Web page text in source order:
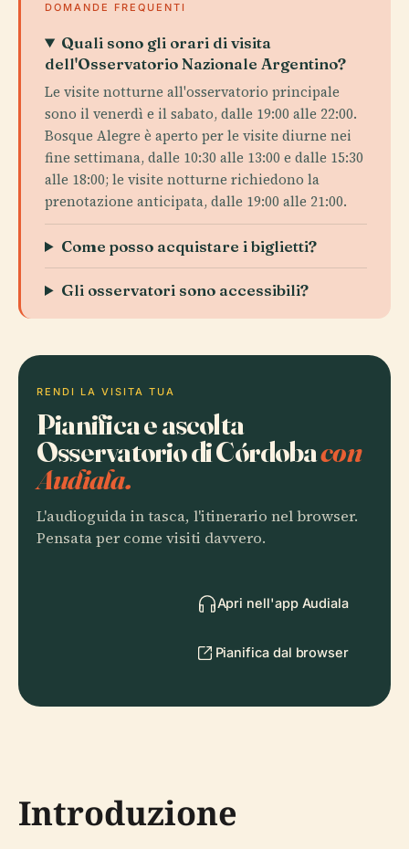
DOMANDE FREQUENTI
Quali sono gli orari di visita
dell'Osservatorio Nazionale Argentino?
Le visite notturne all'osservatorio principale
sono il venerdì e il sabato, dalle 19:00 alle 22:00.
Bosque Alegre è aperto per le visite diurne nei
fine settimana, dalle 10:30 alle 13:00 e dalle 15:30
alle 18:00; le visite notturne richiedono la
prenotazione anticipata, dalle 19:00 alle 21:00.
Come posso acquistare i biglietti?
Gli osservatori sono accessibili?
RENDI LA VISITA TUA
Pianifica e ascolta
Osservatorio di Córdobacon
Audiala.
L'audioguida in tasca, l'itinerario nel browser.
Pensata per come visiti davvero.
Apri nell'app Audiala
Pianifica dal browser
Introduzione